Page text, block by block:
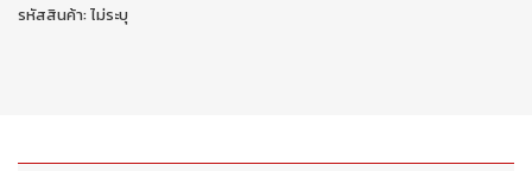
รหัสสินค้า:ไม่ระบุ